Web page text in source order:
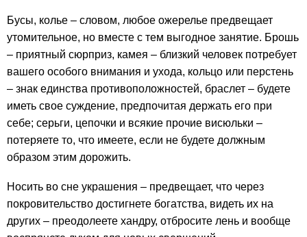
Бусы, колье – словом, любое ожерелье предвещает
утомительное, но вместе с тем выгодное занятие. Брошь
– приятный сюрприз, камея – близкий человек потребует
вашего особого внимания и ухода, кольцо или перстень
– знак единства противоположностей, браслет – будете
иметь свое суждение, предпочитая держать его при
себе; серьги, цепочки и всякие прочие висюльки –
потеряете то, что имеете, если не будете должным
образом этим дорожить.
Носить во сне украшения – предвещает, что через
покровительство достигнете богатства, видеть их на
других – преодолеете хандру, отбросите лень и вообще